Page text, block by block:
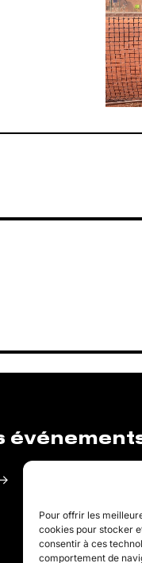
Pour offrir les
cookies pour stocker
consentir à ces
comportement de